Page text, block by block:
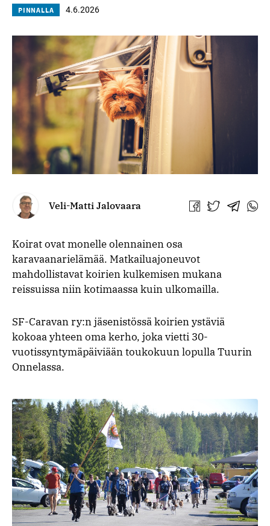
PINNALLA 4.6.2026
Veli-Matti Jalovaara
Jaa Jaa Jaa Jaa
Koirat ovat monelle olennainen osa
karavaanarielämää. Matkailuajoneuvot
mahdollistavat koirien kulkemisen mukana
reissuissa niin kotimaassa kuin ulkomailla.
SF-Caravan ry:n jäsenistössä koirien ystäviä
kokoaa yhteen oma kerho, joka vietti 30-
vuotissyntymäpäiviään toukokuun lopulla Tuurin
Onnelassa.